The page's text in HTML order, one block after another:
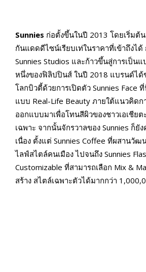
Sunnies ก่อตั้งขึ้นในปี 2013 โดยเริ่มต้
กันแดดดีไซน์เรียบเท่ในราคาที่เข้าถึงไ
Sunnies Studios และก้าวขึ้นสู่การเป็น
หนึ่งของฟิลิปปินส์ ในปี 2018 แบรนด์ไ
โลกบิวตี้ด้วยการเปิดตัว Sunnies Face
แบบ Real-Life Beauty ภายใต้แนวคิดก
ออกแบบมาเพื่อโทนสีผิวของชาวเอเชียต
เฉพาะ จากนั้นจักรวาลของ Sunnies ก็ยั
เนื่อง ตั้งแต่ Sunnies Coffee ที่ผสานวั
ไลฟ์สไตล์คนเมือง ไปจนถึง Sunnies
Customizable ที่สามารถเลือก Mix &
สร้าง สไตล์เฉพาะตัวได้มากกว่า